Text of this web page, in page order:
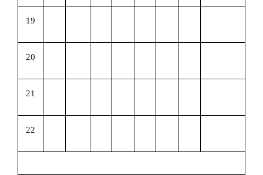
19
20
21
22